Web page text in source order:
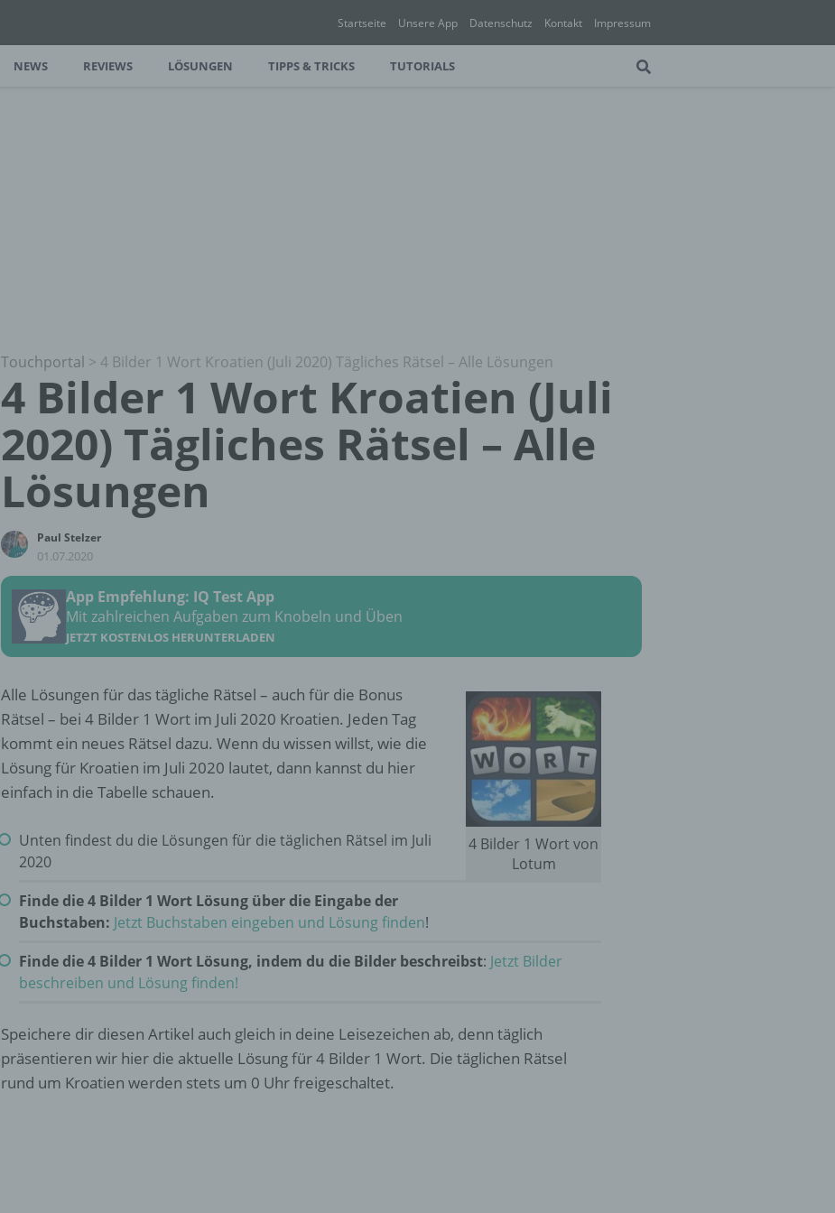
Startseite Unsere App Datenschutz Kontakt Impressum
NEWS REVIEWS LÖSUNGEN TIPPS & TRICKS TUTORIALS
Touchportal > 4 Bilder 1 Wort Kroatien (Juli 2020) Tägliches Rätsel – Alle Lösungen
4 Bilder 1 Wort Kroatien (Juli
2020) Tägliches Rätsel – Alle
Lösungen
Paul Stelzer
01.07.2020
App Empfehlung: IQ Test App
Mit zahlreichen Aufgaben zum Knobeln und Üben
JETZT KOSTENLOS HERUNTERLADEN
4 Bilder 1 Wort von
Lotum
Alle Lösungen für das tägliche Rätsel – auch für die Bonus
Rätsel – bei 4 Bilder 1 Wort im Juli 2020 Kroatien. Jeden Tag
kommt ein neues Rätsel dazu. Wenn du wissen willst, wie die
Lösung für Kroatien im Juli 2020 lautet, dann kannst du hier
einfach in die Tabelle schauen.
Unten findest du die Lösungen für die täglichen Rätsel im Juli
2020
Finde die 4 Bilder 1 Wort Lösung über die Eingabe der
Buchstaben: Jetzt Buchstaben eingeben und Lösung finden!
Finde die 4 Bilder 1 Wort Lösung, indem du die Bilder beschreibst: Jetzt Bilder
beschreiben und Lösung finden!
Speichere dir diesen Artikel auch gleich in deine Leisezeichen ab, denn täglich
präsentieren wir hier die aktuelle Lösung für 4 Bilder 1 Wort. Die täglichen Rätsel
rund um Kroatien werden stets um 0 Uhr freigeschaltet.